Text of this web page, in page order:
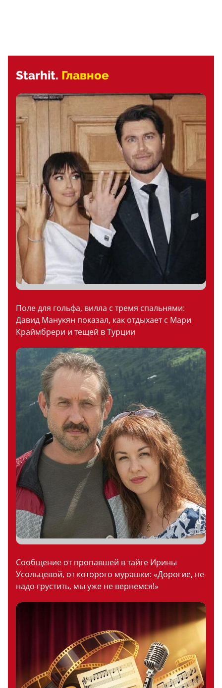
Starhit. Главное
Поле для гольфа, вилла с тремя спальнями:
Давид Манукян показал, как отдыхает с Мари
Краймбрери и тещей в Турции
Сообщение от пропавшей в тайге Ирины
Усольцевой, от которого мурашки: «Дорогие, не
надо грустить, мы уже не вернемся!»